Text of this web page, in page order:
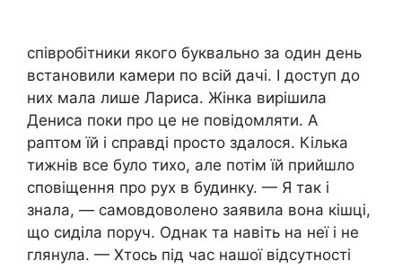
співробітники якого буквально за один день
встановили камери по всій дачі. І доступ до
них мала лише Лариса. Жінка вирішила
Дениса поки про це не повідомляти. А
раптом їй і справді просто здалося. Кілька
тижнів все було тихо, але потім їй прийшло
сповіщення про рух в будинку. — Я так і
знала, — самовдоволено заявила вона кішці,
що сиділа поруч. Однак та навіть на неї і не
глянула. — Хтось під час нашої відсутності